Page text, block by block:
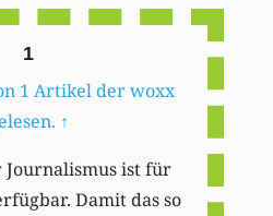
1
1 Artikel der woxx
↑
ist für
Damit das so